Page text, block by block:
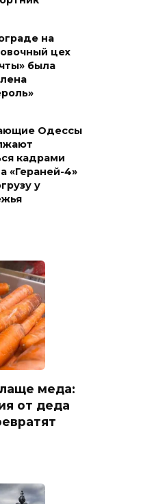
на
цех
была
Одессы
кадрами
«Гераней-4»
у
меда:
от деда